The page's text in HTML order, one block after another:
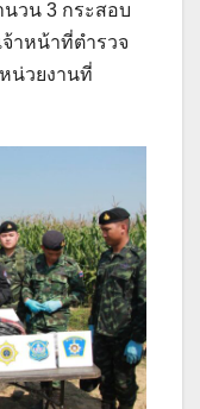
นวน 3 กระสอบ
าหน้าที่ตำรวจ
น่วยงานที่